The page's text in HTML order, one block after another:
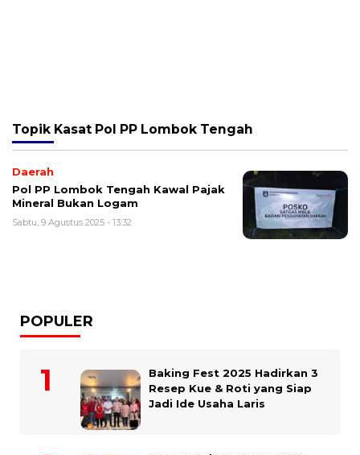
Topik Kasat Pol PP Lombok Tengah
Daerah
Pol PP Lombok Tengah Kawal Pajak
Mineral Bukan Logam
Sabtu, 9 Agustus 2025 - 13:32
POPULER
Baking Fest 2025 Hadirkan 3
Resep Kue & Roti yang Siap
Jadi Ide Usaha Laris